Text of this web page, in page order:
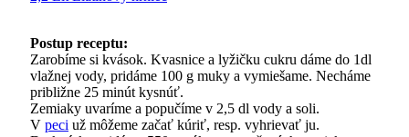
Postup receptu:
Zarobíme si kvások. Kvasnice a lyžičku cukru dáme do 1dl
vlažnej vody, pridáme 100 g muky a vymiešame. Necháme
približne 25 minút kysnúť.
Zemiaky uvaríme a popučíme v 2,5 dl vody a soli.
V peci už môžeme začať kúriť, resp. vyhrievať ju.